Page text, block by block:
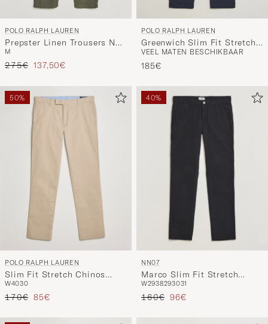
POLO RALPH LAUREN
Prepster Linen Trousers New
Olive
M
Reguliere prijs
275€ Verlaagd prijs
137,50€
POLO RALPH LAUREN
Greenwich Slim Fit Stretch
Chinos Aviator Navy
VEEL MATEN BESCHIKBAAR
185€
50%
POLO RALPH LAUREN
Slim Fit Stretch Chinos
Classic Khaki
W4030
Reguliere prijs
170€ Verlaagd prijs
85€
40%
NN07
Marco Slim Fit Stretch
Chinos Black
W2938293031
Reguliere prijs
160€ Verlaagd prijs
96€